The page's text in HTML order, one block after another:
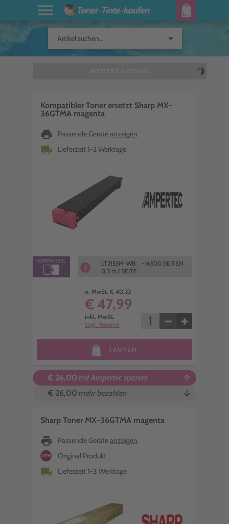
Artikel suchen... arrow_drop_down
Kompatibler Toner ersetzt Sharp MX-
36GTMA magenta
print Passende Geräteanzeigen
local_shipping Lieferzeit 1-2 Werktage
1
LT2153M-WB ~16500 SEITEN
0,3 ct / SEITE
o. MwSt. € 40,33
€ 47,99
inkl. MwSt.
zzgl. Versand
− +
KAUFEN
€ 26,00 mit Ampertec sparen! arrow_upward
€ 26,00 mehr bezahlen arrow_downward
Sharp Toner MX-36GTMA magenta
print Passende Geräteanzeigen
OEM Original Produkt
local_shipping Lieferzeit 1-3 Werktage